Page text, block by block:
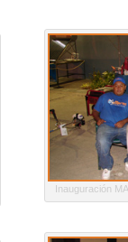
Inauguración